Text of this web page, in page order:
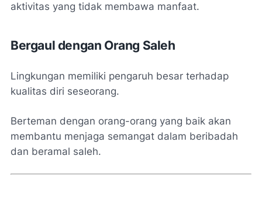
aktivitas yang tidak membawa manfaat.
Bergaul dengan Orang Saleh
Lingkungan memiliki pengaruh besar terhadap
kualitas diri seseorang.
Berteman dengan orang-orang yang baik akan
membantu menjaga semangat dalam beribadah
dan beramal saleh.